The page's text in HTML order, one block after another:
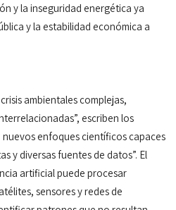
y la inseguridad energética ya
y la estabilidad económica a
ambientales complejas,
escriben los
enfoques científicos capaces
y diversas fuentes de datos”. El
artificial puede procesar
sensores y redes de